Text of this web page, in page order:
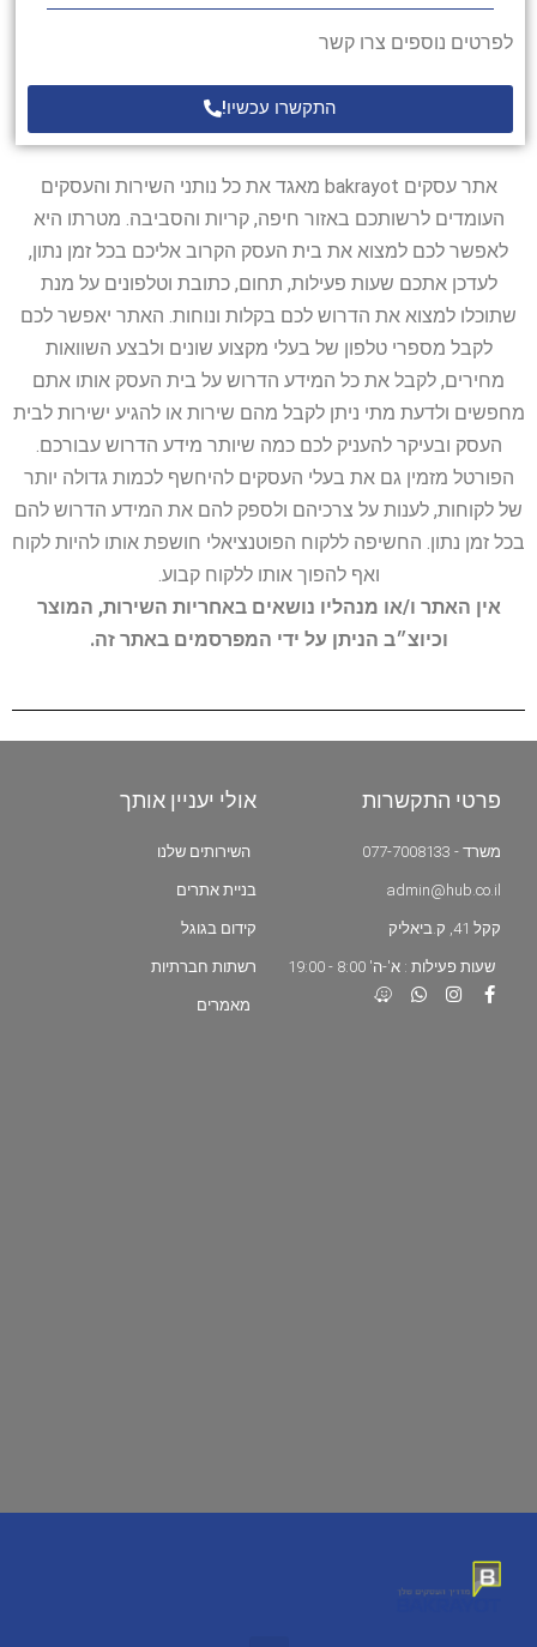
לפרטים נוספים צרו קשר
התקשרו עכשיו!
אתר עסקים bakrayot מאגד את כל נותני השירות והעסקים
העומדים לרשותכם באזור חיפה, קריות והסביבה. מטרתו היא
לאפשר לכם למצוא את בית העסק הקרוב אליכם בכל זמן נתון,
לעדכן אתכם שעות פעילות, תחום, כתובת וטלפונים על מנת
שתוכלו למצוא את הדרוש לכם בקלות ונוחות. האתר יאפשר לכם
לקבל מספרי טלפון של בעלי מקצוע שונים ולבצע השוואות
מחירים, לקבל את כל המידע הדרוש על בית העסק אותו אתם
מחפשים ולדעת מתי ניתן לקבל מהם שירות או להגיע ישירות לבית
העסק ובעיקר להעניק לכם כמה שיותר מידע הדרוש עבורכם.
הפורטל מזמין גם את בעלי העסקים להיחשף לכמות גדולה יותר
של לקוחות, לענות על צרכיהם ולספק להם את המידע הדרוש להם
בכל זמן נתון. החשיפה ללקוח הפוטנציאלי חושפת אותו להיות לקוח
ואף להפוך אותו ללקוח קבוע.
אין האתר ו/או מנהליו נושאים באחריות השירות, המוצר
וכיוצ״ב הניתן על ידי המפרסמים באתר זה.
פרטי התקשרות
משרד - 077-7008133
admin@hub.co.il
קקל 41, ק.ביאליק
שעות פעילות : א'-ה' 8:00 - 19:00
אולי יעניין אותך
השירותים שלנו
בניית אתרים
קידום בגוגל
רשתות חברתיות
מאמרים